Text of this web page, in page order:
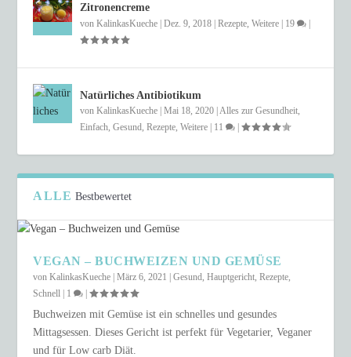
Zitronencreme
vonKalinkasKueche |Dez. 9, 2018 |Rezepte,Weitere 19
Natürliches Antibiotikum
vonKalinkasKueche |Mai 18, 2020 |Alles zur Gesundheit,
Einfach,Gesund,Rezepte,Weitere 11 |
ALLE Bestbewertet
VEGAN – BUCHWEIZEN UND GEMÜSE
vonKalinkasKueche |März 6, 2021 |Gesund,Hauptgericht,Rezepte,
Schnell
1 |
Buchweizen mit Gemüse ist ein schnelles und gesundes
Mittagsessen. Dieses Gericht ist perfekt für Vegetarier, Veganer
und für Low carb Diät.